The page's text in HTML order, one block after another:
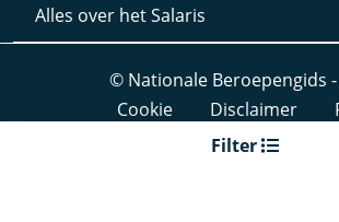
Filter
Alles over het Salaris
© Nationale Beroepengids
Cookie
Disclaimer
Webdesign & realisatie: